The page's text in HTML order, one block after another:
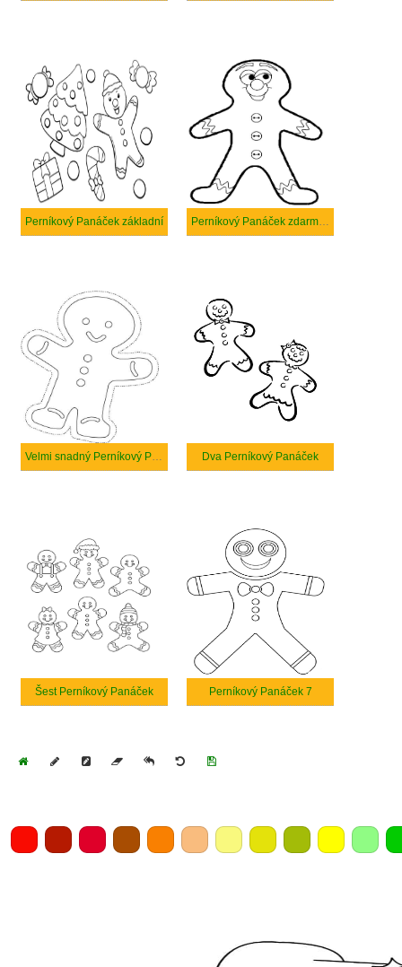
Perníkový Panáček základní Perníkový Panáček zdarma k tisku
Velmi snadný Perníkový Panáček Dva Perníkový Panáček
Šest Perníkový Panáček Perníkový Panáček 7